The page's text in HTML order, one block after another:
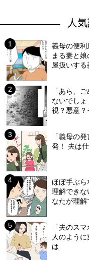
人
義母の便
まる妻と
屋扱いする
「あら、
ないでし
視？悪意
「義母の
発！ 夫は
ほぼ手ぶ
理解でき
なたが理解
「夫のス
人のよう
は